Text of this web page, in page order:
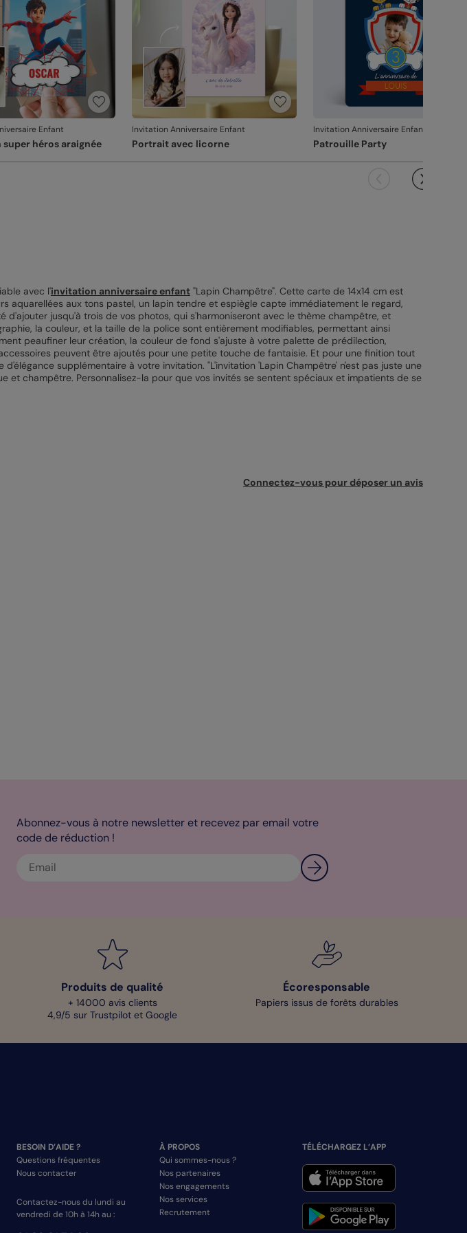
Enfant
héros araignée
Invitation Anniversaire Enfant
Portrait avec licorne
Invitation Anniversaire Enfant
Patrouille Party
avec l'invitation anniversaire enfant"Lapin Champêtre". Cette carte de 14x14 cm est
aquarellées aux tons pastel, un lapin tendre et espiègle capte immédiatement le regard,
jusqu'à trois de vos photos, qui s'harmoniseront avec le thème champêtre, et
la couleur, et la taille de la police sont entièrement modifiables, permettant ainsi
peaufiner leur création, la couleur de fond s'ajuste à votre palette de prédilection,
peuvent être ajoutés pour une petite touche de fantaisie. Et pour une finition tout
supplémentaire à votre invitation. "L'invitation 'Lapin Champêtre' n'est pas juste une
et champêtre. Personnalisez-la pour que vos invités se sentent spéciaux et impatients de se
Connectez-vous pour déposer un avis
Abonnez-vous à notre newsletter et recevez par email votre
code de réduction !
Produits de qualité
+ 14000 avis clients
4,9/5 sur Trustpilot et Google
Écoresponsable
Papiers issus de forêts durables
BESOIN D’AIDE ?
Questions fréquentes
Nous contacter
Contactez-nous du lundi au
vendredi de 10h à 14h au :
À PROPOS
Qui sommes-nous ?
Nos partenaires
Nos engagements
Nos services
Recrutement
TÉLÉCHARGEZ L’APP